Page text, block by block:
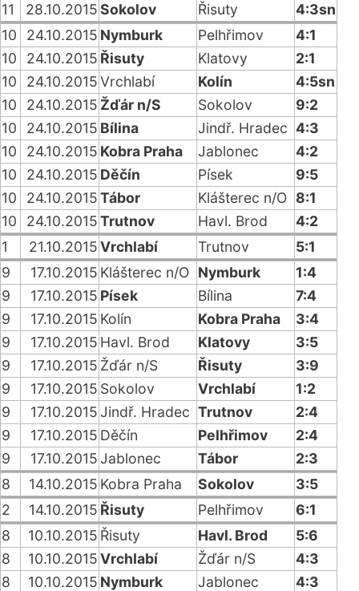
11
28.10.2015Sokolov Řisuty
4:3sn
10
24.10.2015 Nymburk Pelhřimov
4:1
10
24.10.2015 Řisuty Klatovy
2:1
10
24.10.2015Vrchlabí Kolín
4:5sn
10
24.10.2015 Žďár n/S Sokolov
9:2
10
24.10.2015 Bílina Jindř. Hradec 4:3
10
24.10.2015 Kobra Praha Jablonec
4:2
10
24.10.2015 Děčín Písek
9:5
10
24.10.2015Tábor Klášterec n/O 8:1
10
24.10.2015Trutnov Havl. Brod
4:2
1
21.10.2015Vrchlabí Trutnov
5:1
9
17.10.2015 Klášterec n/O Nymburk
1:4
9
17.10.2015 Písek Bílina
7:4
9
17.10.2015 Kolín Kobra Praha
3:4
9
17.10.2015 Havl. Brod Klatovy
3:5
9
17.10.2015 Žďár n/S Řisuty
3:9
9
17.10.2015 Sokolov Vrchlabí
1:2
9
17.10.2015Jindř. Hradec Trutnov
2:4
9
17.10.2015 Děčín Pelhřimov
2:4
9
17.10.2015Jablonec Tábor
2:3
8
14.10.2015 Kobra Praha Sokolov
3:5
2
14.10.2015 Řisuty Pelhřimov
6:1
8
10.10.2015 Řisuty Havl. Brod
5:6
8
10.10.2015Vrchlabí Žďár n/S
4:3
8
10.10.2015 Nymburk Jablonec
4:3